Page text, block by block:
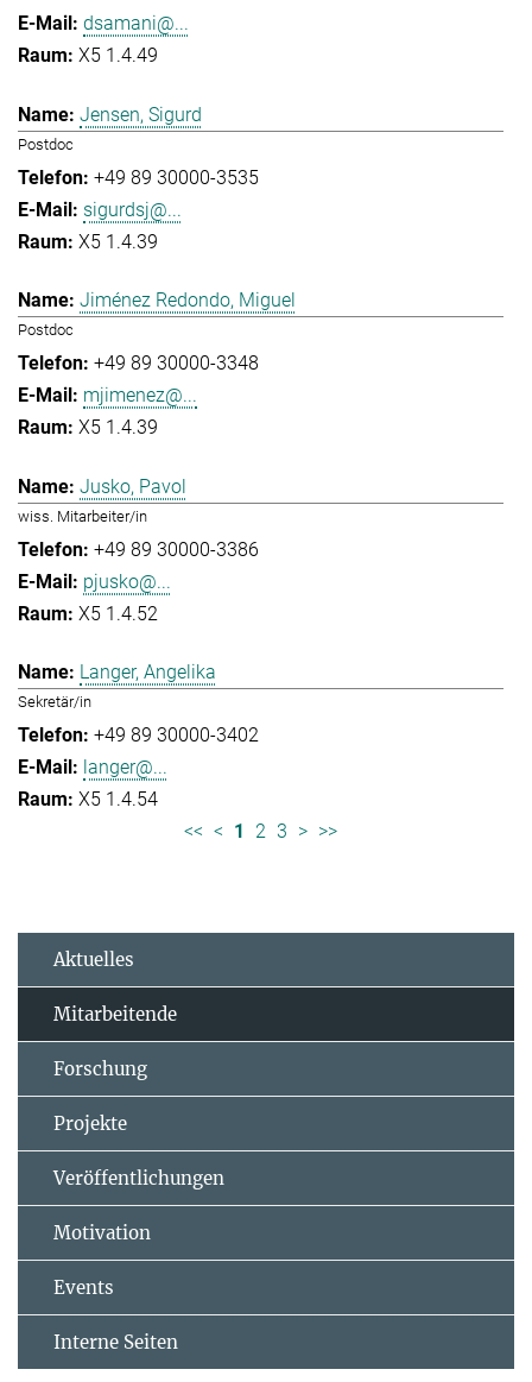
dsamani@...
X5 1.4.49
Jensen, Sigurd
Postdoc
+49 89 30000-3535
sigurdsj@...
X5 1.4.39
Jiménez Redondo, Miguel
Postdoc
+49 89 30000-3348
mjimenez@...
X5 1.4.39
Jusko, Pavol
wiss. Mitarbeiter/in
+49 89 30000-3386
pjusko@...
X5 1.4.52
Langer, Angelika
Sekretär/in
+49 89 30000-3402
langer@...
X5 1.4.54
<< < 1 2 3 > >>
Aktuelles
Mitarbeitende
Forschung
Projekte
Veröffentlichungen
Motivation
Events
Interne Seiten